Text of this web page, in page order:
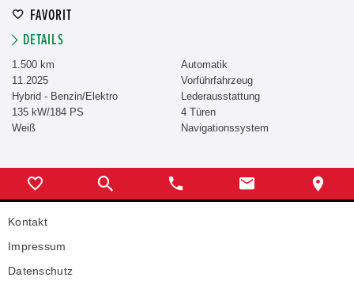
FAVORIT
DETAILS
1.500 km
11.2025
Hybrid - Benzin/Elektro
135 kW/184 PS
Weiß
Automatik
Vorführfahrzeug
Lederausstattung
4 Türen
Navigationssystem
Kontakt
Impressum
Datenschutz